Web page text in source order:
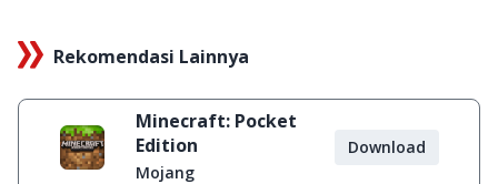
Rekomendasi Lainnya
Minecraft: Pocket
Edition
Mojang
Download